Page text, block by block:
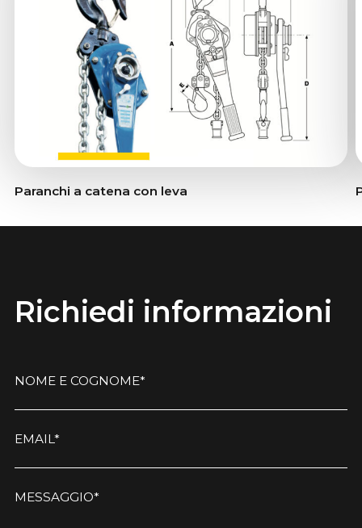
Paranchi a catena con leva
Richiedi informazioni
NOME E COGNOME*
EMAIL*
MESSAGGIO*